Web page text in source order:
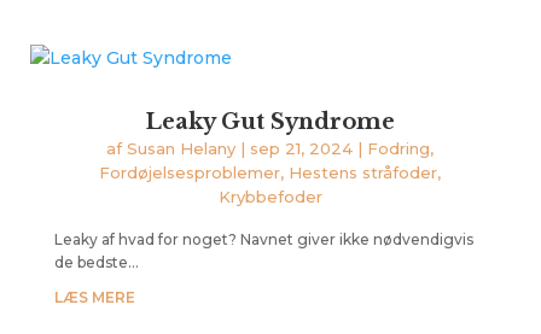
Leaky Gut Syndrome
afSusan Helany | sep 21, 2024 | Fodring,
Fordøjelsesproblemer, Hestens stråfoder,
Krybbefoder
Leaky af hvad for noget? Navnet giver ikke nødvendigvis
de bedste...
LÆS MERE